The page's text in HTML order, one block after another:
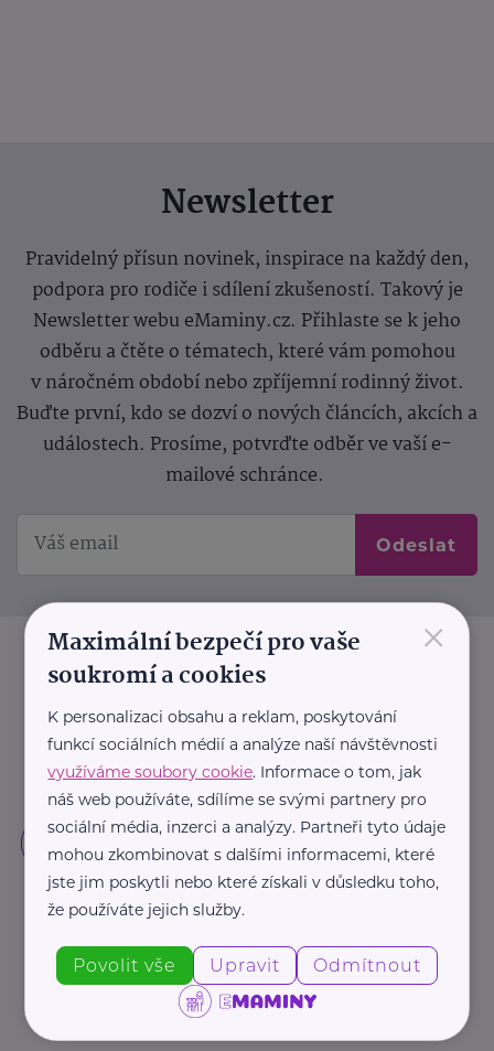
Newsletter
Pravidelný přísun novinek, inspirace na každý den,
podpora pro rodiče i sdílení zkušeností. Takový je
Newsletter webu eMaminy.cz. Přihlaste se k jeho
odběru a čtěte o tématech, které vám pomohou
v náročném období nebo zpříjemní rodinný život.
Buďte první, kdo se dozví o nových článcích, akcích a
událostech. Prosíme, potvrďte odběr ve vaší e-
mailové schránce.
Odeslat
×
Maximální bezpečí pro vaše
soukromí a cookies
K personalizaci obsahu a reklam, poskytování
funkcí sociálních médií a analýze naší návštěvnosti
využíváme soubory cookie. Informace o tom, jak
náš web používáte, sdílíme se svými partnery pro
sociální média, inzerci a analýzy. Partneři tyto údaje
mohou zkombinovat s dalšími informacemi, které
jste jim poskytli nebo které získali v důsledku toho,
že používáte jejich služby.
Povolit vše Upravit Odmítnout